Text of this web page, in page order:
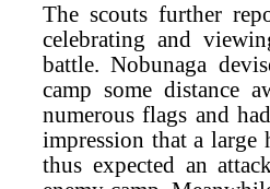
The scouts further
celebrating and
battle. Nobunaga
camp some distance
numerous flags and
impression that a large
thus expected an